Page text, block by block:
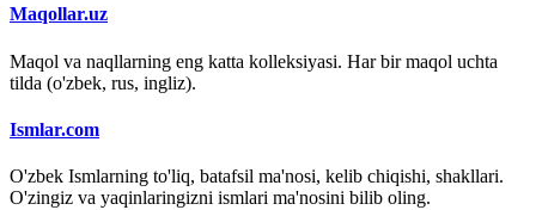
Maqollar.uz
Maqol va naqllarning eng katta kolleksiyasi. Har bir maqol uchta
tilda (o'zbek, rus, ingliz).
Ismlar.com
O'zbek Ismlarning to'liq, batafsil ma'nosi, kelib chiqishi, shakllari.
O'zingiz va yaqinlaringizni ismlari ma'nosini bilib oling.